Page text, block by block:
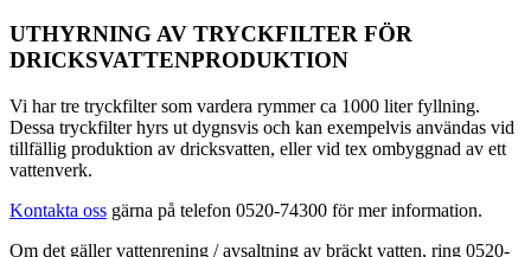
UTHYRNING AV TRYCKFILTER FÖR
DRICKSVATTENPRODUKTION
Vi har tre tryckfilter som vardera rymmer ca 1000 liter fyllning.
Dessa tryckfilter hyrs ut dygnsvis och kan exempelvis användas vid
tillfällig produktion av dricksvatten, eller vid tex ombyggnad av ett
vattenverk.
Kontakta oss gärna på telefon 0520-74300 för mer information.
Om det gäller vattenrening / avsaltning av bräckt vatten, ring 0520-